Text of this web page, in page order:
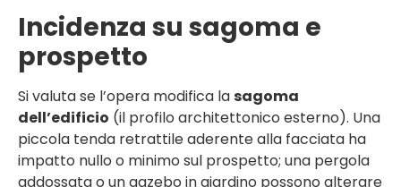
Incidenza su sagoma e
prospetto
Si valuta se l’opera modifica lasagoma
dell’edificio (il profilo architettonico esterno). Una
piccola tenda retrattile aderente alla facciata ha
impatto nullo o minimo sul prospetto; una pergola
addossata o un gazebo in giardino possono alterare